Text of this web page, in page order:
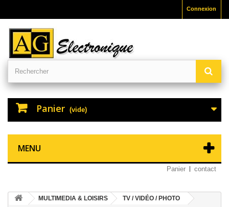
Connexion
Panier (vide)
MENU
Panier contact
MULTIMEDIA & LOISIRS
TV / VIDÉO / PHOTO